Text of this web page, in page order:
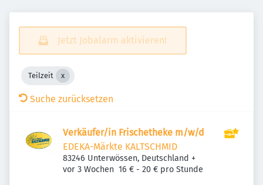
Jetzt Jobalarm aktivieren!
Teilzeit
Suche zurücksetzen
Verkäufer/in Frischetheke m/w/d
EDEKA-Märkte KALTSCHMID
83246 Unterwössen, Deutschland +
Veröffentlicht
vor 3 Wochen 16 € - 20 € pro Stunde